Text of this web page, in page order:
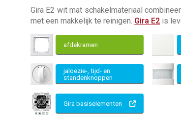
Gira E2 wit mat schakelmateriaal
met een makkelijk te reinigen. Gira E2 is
afdekramen
jaloezie-, tijd- en
standenknoppen
Gira basiselementen